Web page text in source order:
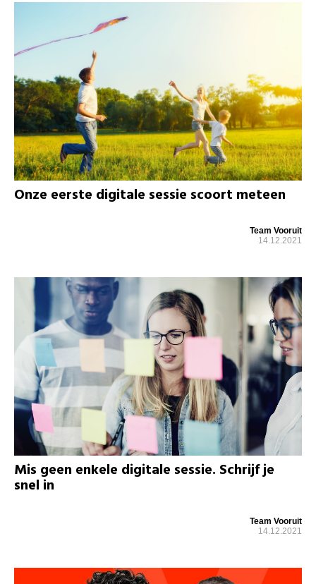
Onze eerste digitale sessie scoort meteen
Team Vooruit
14.12.2021
Mis geen enkele digitale sessie. Schrijf je
snel in
Team Vooruit
14.12.2021